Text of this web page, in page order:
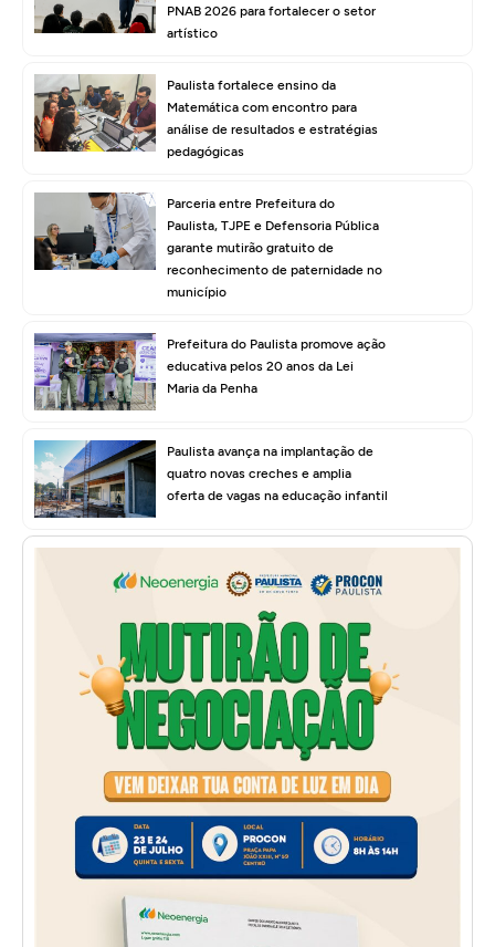
PNAB 2026 para fortalecer o setor
artístico
Paulista fortalece ensino da
Matemática com encontro para
análise de resultados e estratégias
pedagógicas
Parceria entre Prefeitura do
Paulista, TJPE e Defensoria Pública
garante mutirão gratuito de
reconhecimento de paternidade no
município
Prefeitura do Paulista promove ação
educativa pelos 20 anos da Lei
Maria da Penha
Paulista avança na implantação de
quatro novas creches e amplia
oferta de vagas na educação infantil